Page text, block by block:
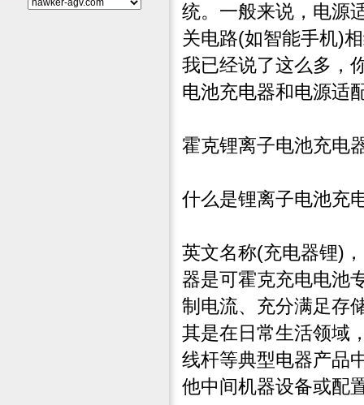
统。一般来说，电源
关电路(如智能手机)
我已经说了这么多，
电池充电器和电源适
霍克锂离子电池充电
什么是锂离子电池充
英文名称(充电器锂)
器是可霍克充电电池
制电流、充分满足存
其是在日常生活领域
线杆等典型电器产品
他中间机器设备或配